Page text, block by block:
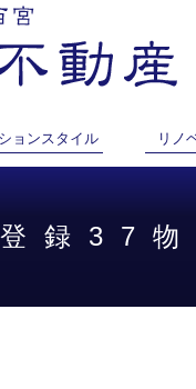
ョンスタイル リノ
録37物